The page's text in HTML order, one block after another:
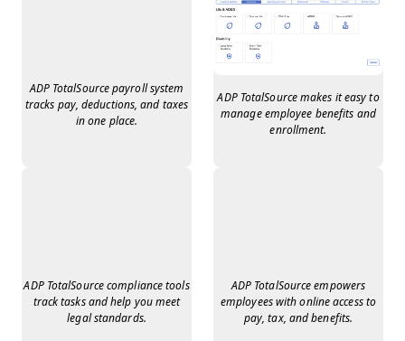
ADP TotalSource payroll system
tracks pay, deductions, and taxes
in one place.
ADP TotalSource makes it easy to
manage employee benefits and
enrollment.
ADP TotalSource compliance tools
track tasks and help you meet
legal standards.
ADP TotalSource empowers
employees with online access to
pay, tax, and benefits.